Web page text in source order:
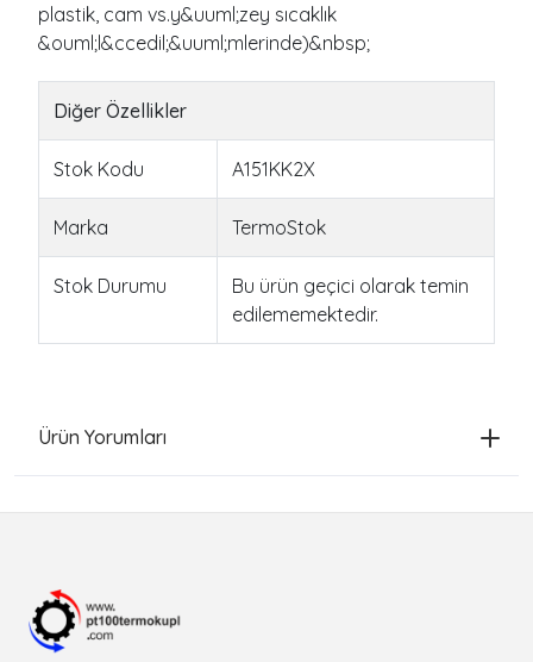
plastik, cam vs.y&uuml;zey sıcaklık
&ouml;l&ccedil;&uuml;mlerinde)&nbsp;
Diğer Özellikler
Stok Kodu A151KK2X
Marka TermoStok
Stok Durumu
Bu ürün geçici olarak temin
edilememektedir.
Ürün Yorumları